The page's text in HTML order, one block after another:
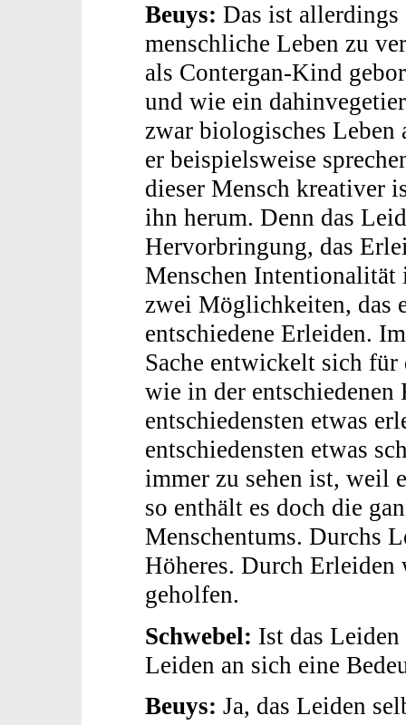
Beuys: Das ist
menschliche Leben zu
als Contergan-Kind
und wie ein
zwar biologisches Leben
er beispielsweise
dieser Mensch kreativer
ihn herum. Denn das
Hervorbringung, das
Menschen Intentionalität
zwei Möglichkeiten, das
entschiedene Erleiden.
Sache entwickelt sich für
wie in der entschiedenen
entschiedensten etwas
entschiedensten etwas
immer zu sehen ist, weil
so enthält es doch die
Menschentums. Durchs
Höheres. Durch
geholfen.
Schwebel: Ist das
Leiden an sich eine
Beuys: Ja, das Leiden